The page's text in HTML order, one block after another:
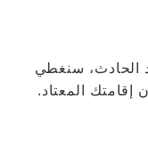
72 ساعة بعد الحادث، سنغطي
المعتاد.